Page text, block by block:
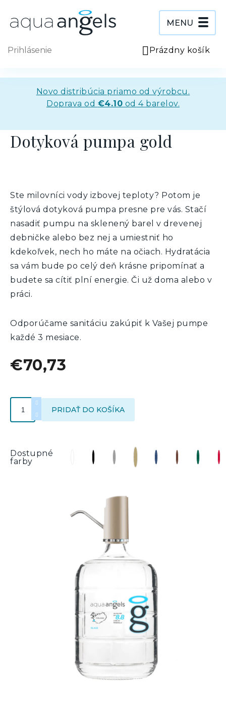
obsah
MENU
Prázdny košík
Prihlásenie
Novo distribúcia priamo od výrobcu.
Doprava od €4.10 od 4 barelov.
Dotyková pumpa gold
€70,73
PRIDAŤ DO KOŠÍKA
Ste milovníci vody izbovej teploty? Potom je
štýlová dotyková pumpa presne pre vás. Stačí
nasadiť pumpu na sklenený barel v drevenej
debničke alebo bez nej a umiestniť ho
kdekoľvek, nech ho máte na očiach. Hydratácia
sa vám bude po celý deň krásne pripomínať a
budete sa cítiť plní energie. Či už doma alebo v
práci.
Odporúčame sanitáciu zakúpiť k Vašej pumpe
každé 3 mesiace.
Dostupné
farby